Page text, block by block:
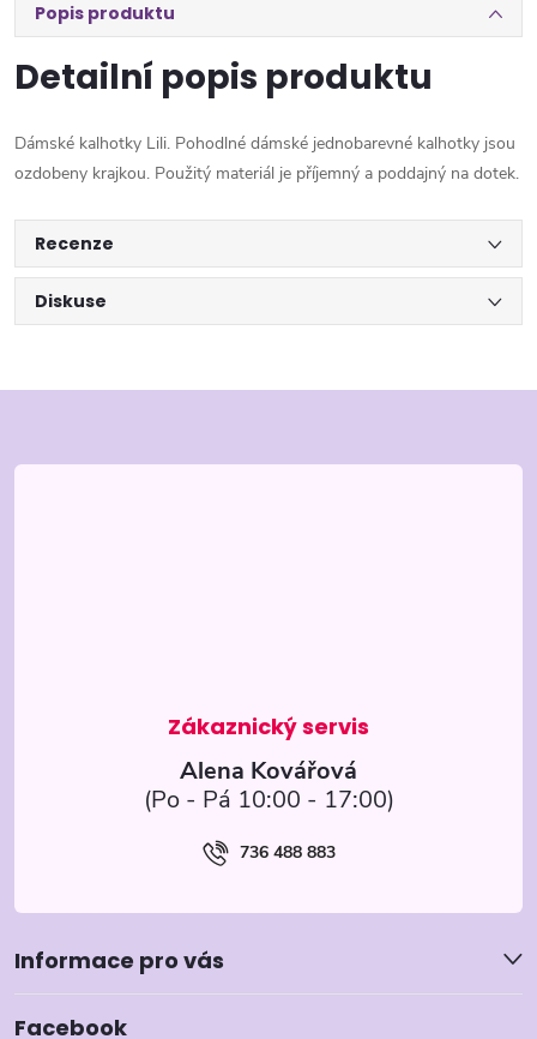
Popis produktu
Detailní popis produktu
Dámské kalhotky Lili. Pohodlné dámské jednobarevné kalhotky jsou
ozdobeny krajkou. Použitý materiál je příjemný a poddajný na dotek.
Recenze
Diskuse
á
Alena Kovářová
736 488 883
Informace pro vás
Facebook